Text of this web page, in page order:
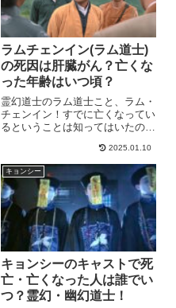
ラムチェンイン(ラム道士)
の死因は肝臓がん？亡くな
った年齢はいつ頃？
霊幻道士のラム道士こと、ラム・
チェンイン！すでに亡くなってい
るということは知ってはいたので
WEBが便利になってからラム道
士はいつ頃亡くなったの？死因の
病気や病名は何？亡くなったとき
の年齢は？ということが気になり
まし...
2025.01.10
キョンシー
キョンシーのキャストで死
亡・亡くなった人は誰でい
つ？霊幻・幽幻道士！